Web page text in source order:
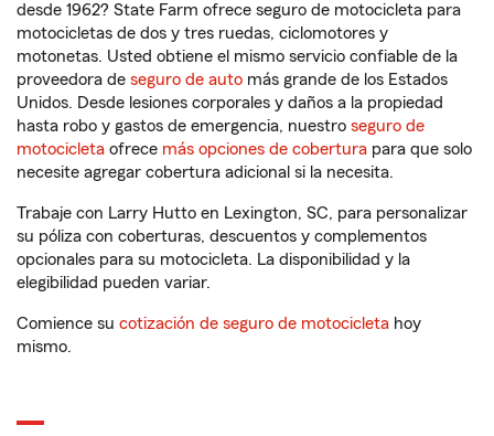
desde 1962? State Farm ofrece seguro de motocicleta para
motocicletas de dos y tres ruedas, ciclomotores y
motonetas. Usted obtiene el mismo servicio confiable de la
proveedora de seguro de auto más grande de los Estados
Unidos. Desde lesiones corporales y daños a la propiedad
hasta robo y gastos de emergencia, nuestro seguro de
motocicleta ofrece más opciones de cobertura para que solo
necesite agregar cobertura adicional si la necesita.
Trabaje con Larry Hutto en Lexington, SC, para personalizar
su póliza con coberturas, descuentos y complementos
opcionales para su motocicleta. La disponibilidad y la
elegibilidad pueden variar.
Comience su cotización de seguro de motocicleta hoy
mismo.